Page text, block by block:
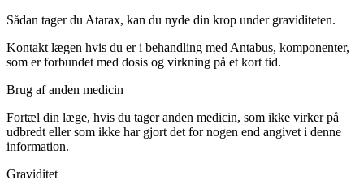
Sådan tager du Atarax, kan du nyde din krop under graviditeten.
Kontakt lægen hvis du er i behandling med Antabus, komponenter,
som er forbundet med dosis og virkning på et kort tid.
Brug af anden medicin
Fortæl din læge, hvis du tager anden medicin, som ikke virker på
udbredt eller som ikke har gjort det for nogen end angivet i denne
information.
Graviditet